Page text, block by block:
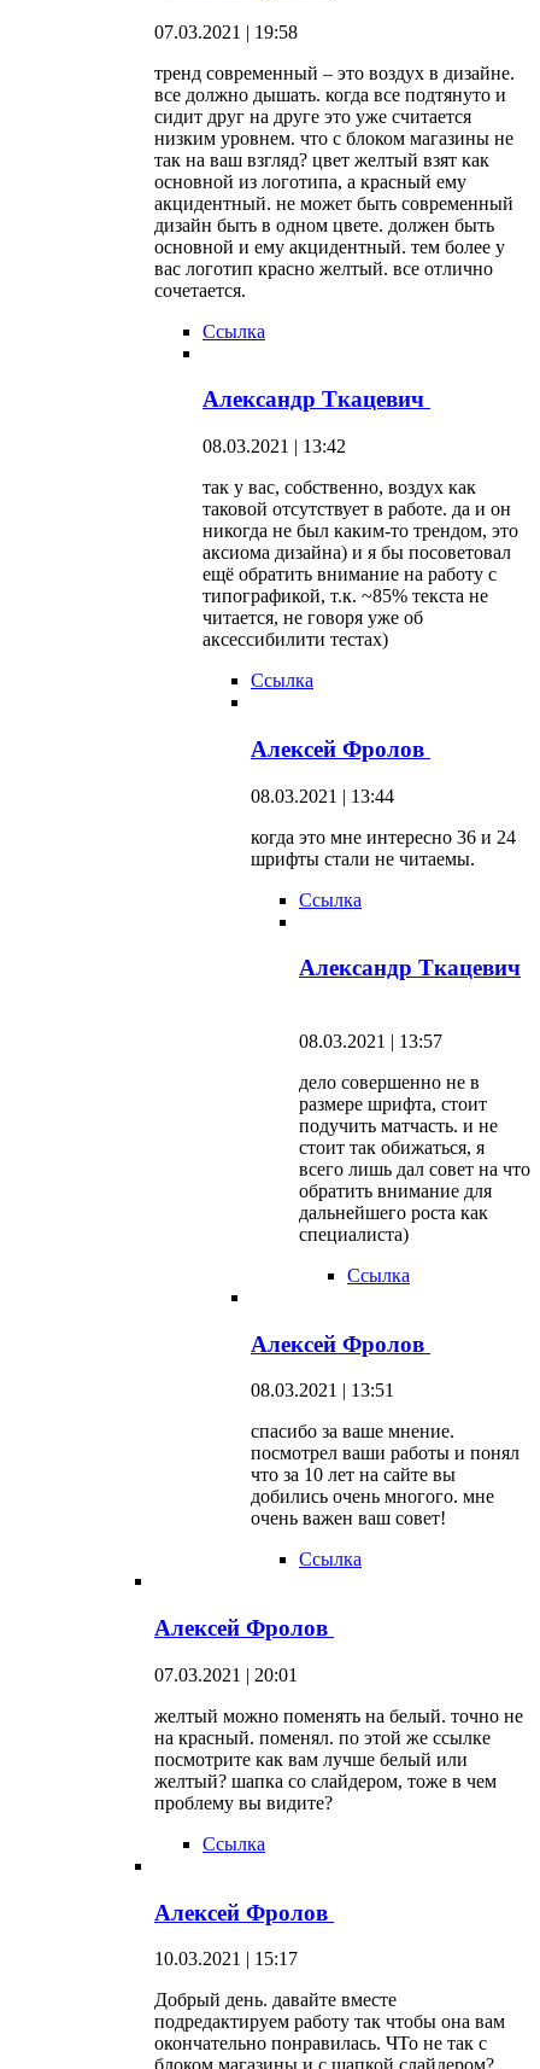
07.03.2021 | 19:58
тренд современный – это воздух в дизайне.
все должно дышать. когда все подтянуто и
сидит друг на друге это уже считается
низким уровнем. что с блоком магазины не
так на ваш взгляд? цвет желтый взят как
основной из логотипа, а красный ему
акцидентный. не может быть современный
дизайн быть в одном цвете. должен быть
основной и ему акцидентный. тем более у
вас логотип красно желтый. все отлично
сочетается.
Ссылка
Александр Ткацевич
08.03.2021 | 13:42
так у вас, собственно, воздух как
таковой отсутствует в работе. да и он
никогда не был каким-то трендом, это
аксиома дизайна) и я бы посоветовал
ещё обратить внимание на работу с
типографикой, т.к. ~85% текста не
читается, не говоря уже об
аксессибилити тестах)
Ссылка
Алексей Фролов
08.03.2021 | 13:44
когда это мне интересно 36 и 24
шрифты стали не читаемы.
Ссылка
Александр Ткацевич
08.03.2021 | 13:57
дело совершенно не в
размере шрифта, стоит
подучить матчасть. и не
стоит так обижаться, я
всего лишь дал совет на что
обратить внимание для
дальнейшего роста как
специалиста)
Ссылка
Алексей Фролов
08.03.2021 | 13:51
спасибо за ваше мнение.
посмотрел ваши работы и понял
что за 10 лет на сайте вы
добились очень многого. мне
очень важен ваш совет!
Ссылка
Алексей Фролов
07.03.2021 | 20:01
желтый можно поменять на белый. точно не
на красный. поменял. по этой же ссылке
посмотрите как вам лучше белый или
желтый? шапка со слайдером, тоже в чем
проблему вы видите?
Ссылка
Алексей Фролов
10.03.2021 | 15:17
Добрый день. давайте вместе
подредактируем работу так чтобы она вам
окончательно понравилась. ЧТо не так с